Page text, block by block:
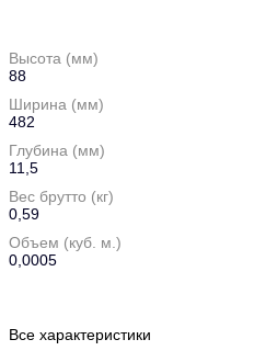
Высота (мм)
88
Ширина (мм)
482
Глубина (мм)
11,5
Вес брутто (кг)
0,59
Объем (куб. м.)
0,0005
Все характеристики